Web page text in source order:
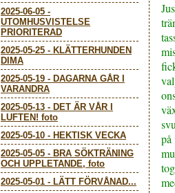
2025-06-05 -
UTOMHUSVISTELSE
PRIORITERAD
2025-05-25 - KLÄTTERHUNDEN
DIMA
2025-05-19 - DAGARNA GÅR I
VARANDRA
2025-05-13 - DET ÄR VÅR I
LUFTEN! foto
2025-05-10 - HEKTISK VECKA
2025-05-05 - BRA SÖKTRÄNING
OCH UPPLETANDE, foto
2025-05-01 - LÄTT FÖRVÅNAD...
på